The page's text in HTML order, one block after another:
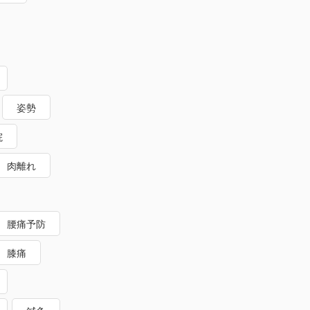
姿勢
肉離れ
腰痛予防
膝痛